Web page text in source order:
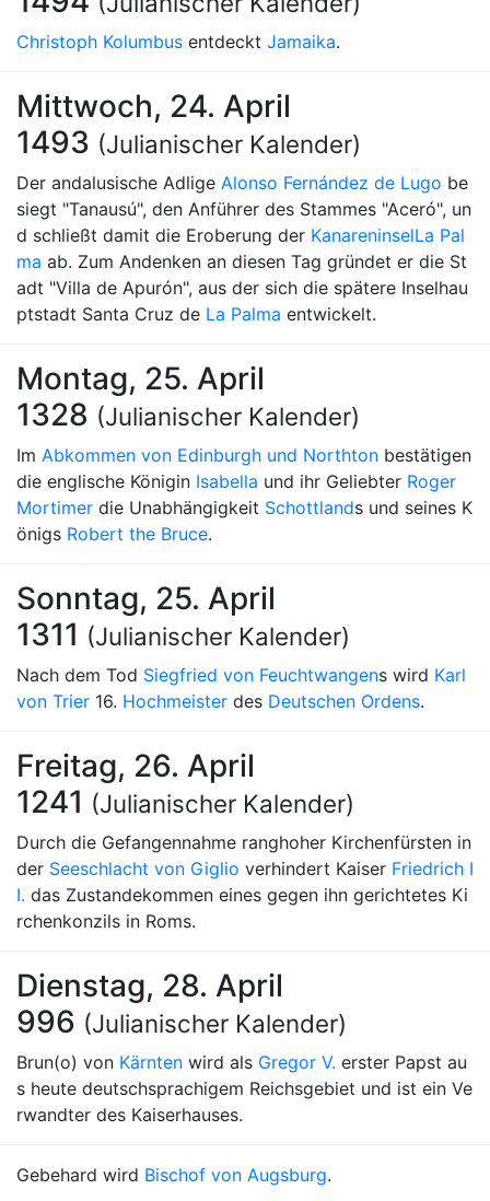
Christoph Kolumbus entdeckt Jamaika.
Mittwoch, 24. April
1493 (Julianischer Kalender)
Der andalusische Adlige Alonso Fernández de Lugo be
siegt "Tanausú", den Anführer des Stammes "Aceró", un
d schließt damit die Eroberung der KanareninselLa Pal
ma ab. Zum Andenken an diesen Tag gründet er die St
adt "Villa de Apurón", aus der sich die spätere Inselhau
ptstadt Santa Cruz de La Palma entwickelt.
Montag, 25. April
1328 (Julianischer Kalender)
Im Abkommen von Edinburgh und Northton bestätigen
die englische Königin Isabella und ihr Geliebter Roger
Mortimer die Unabhängigkeit Schottlands und seines K
önigs Robert the Bruce.
Sonntag, 25. April
1311 (Julianischer Kalender)
Nach dem Tod Siegfried von Feuchtwangens wird Karl
von Trier 16. Hochmeister des Deutschen Ordens.
Freitag, 26. April
1241 (Julianischer Kalender)
Durch die Gefangennahme ranghoher Kirchenfürsten in
der Seeschlacht von Giglio verhindert Kaiser Friedrich I
I. das Zustandekommen eines gegen ihn gerichtetes Ki
rchenkonzils in Roms.
Dienstag, 28. April
996 (Julianischer Kalender)
Brun(o) von Kärnten wird als Gregor V. erster Papst au
s heute deutschsprachigem Reichsgebiet und ist ein Ve
rwandter des Kaiserhauses.
Gebehard wird Bischof von Augsburg.